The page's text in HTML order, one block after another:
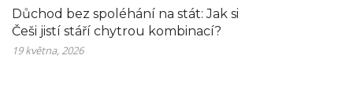
Důchod bez spoléhání na stát: Jak si
Češi jistí stáří chytrou kombinací?
19 května, 2026